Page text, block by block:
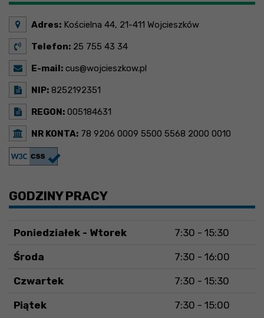
Adres: Kościelna 44, 21-411 Wojcieszków
Telefon: 25 755 43 34
E-mail: cus@wojcieszkow.pl
NIP: 8252192351
REGON: 005184631
NR KONTA: 78 9206 0009 5500 5568 2000 0010
GODZINY PRACY
Poniedziałek - Wtorek 7:30 - 15:30
Środa 7:30 - 16:00
Czwartek 7:30 - 15:30
Piątek 7:30 - 15:00